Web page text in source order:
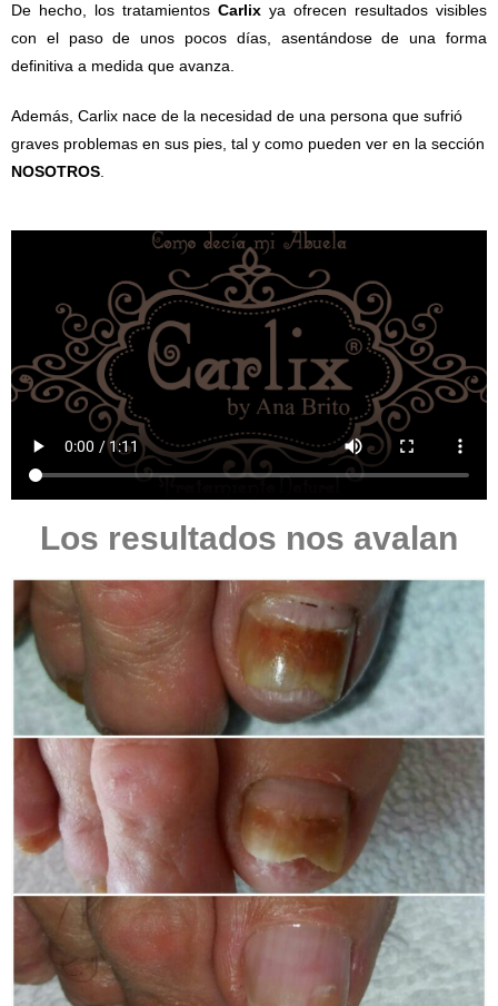
De hecho, los tratamientos Carlix ya ofrecen resultados visibles
con el paso de unos pocos días, asentándose de una forma
definitiva a medida que avanza.
Además, Carlix nace de la necesidad de una persona que sufrió
graves problemas en sus pies, tal y como pueden ver en la sección
NOSOTROS
Los resultados nos avalan